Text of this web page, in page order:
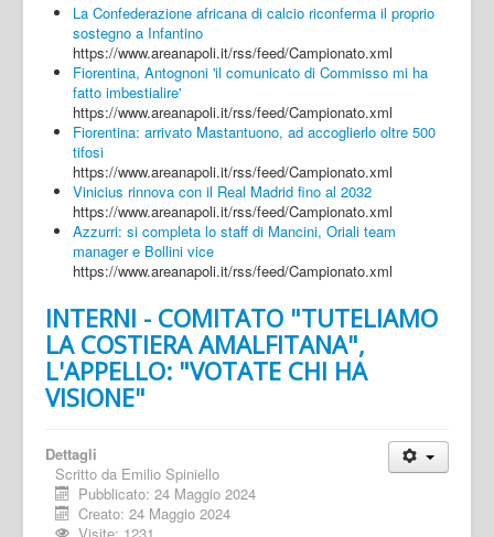
La Confederazione africana di calcio riconferma il proprio
sostegno a Infantino
https://www.areanapoli.it/rss/feed/Campionato.xml
Fiorentina, Antognoni 'il comunicato di Commisso mi ha
fatto imbestialire'
https://www.areanapoli.it/rss/feed/Campionato.xml
Fiorentina: arrivato Mastantuono, ad accoglierlo oltre 500
tifosi
https://www.areanapoli.it/rss/feed/Campionato.xml
Vinicius rinnova con il Real Madrid fino al 2032
https://www.areanapoli.it/rss/feed/Campionato.xml
Azzurri: si completa lo staff di Mancini, Oriali team
manager e Bollini vice
https://www.areanapoli.it/rss/feed/Campionato.xml
INTERNI - COMITATO "TUTELIAMO
LA COSTIERA AMALFITANA",
L'APPELLO: "VOTATE CHI HA
VISIONE"
Dettagli
Scritto da Emilio Spiniello
Pubblicato: 24 Maggio 2024
Creato: 24 Maggio 2024